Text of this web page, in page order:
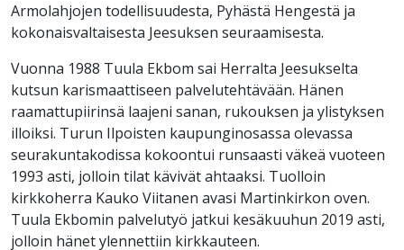
Armolahjojen todellisuudesta, Pyhästä Hengestä ja
kokonaisvaltaisesta Jeesuksen seuraamisesta.
Vuonna 1988 Tuula Ekbom sai Herralta Jeesukselta
kutsun karismaattiseen palvelutehtävään. Hänen
raamattupiirinsä laajeni sanan, rukouksen ja ylistyksen
illoiksi. Turun Ilpoisten kaupunginosassa olevassa
seurakuntakodissa kokoontui runsaasti väkeä vuoteen
1993 asti, jolloin tilat kävivät ahtaaksi. Tuolloin
kirkkoherra Kauko Viitanen avasi Martinkirkon oven.
Tuula Ekbomin palvelutyö jatkui kesäkuuhun 2019 asti,
jolloin hänet ylennettiin kirkkauteen.